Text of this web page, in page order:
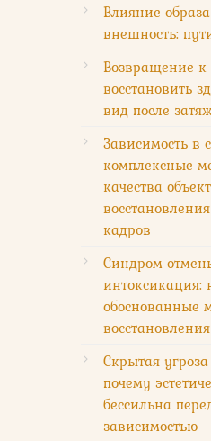
Влияние
внешность:
Возвращение
восстановить
вид после
Зависимость в
комплексные
качества
кадров
Синдром
интоксикация:
обоснованные
Скрытая
почему
бессильна
зависимостью